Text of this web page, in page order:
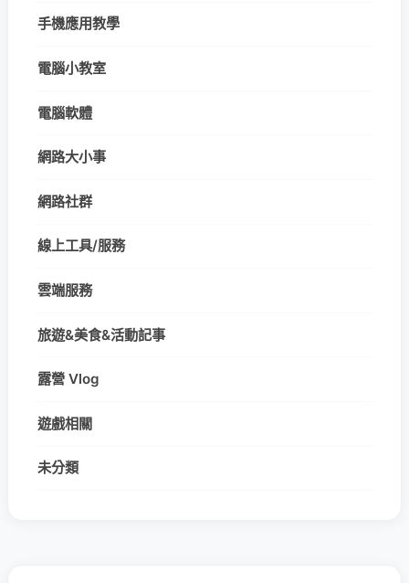
手機應用教學
電腦小教室
電腦軟體
網路大小事
網路社群
線上工具/服務
雲端服務
旅遊&美食&活動記事
露營 Vlog
遊戲相關
未分類